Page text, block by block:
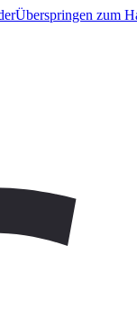
Überspringen zum